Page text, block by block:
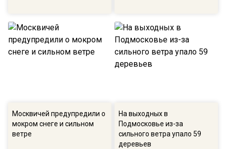
Москвичей предупредили о
мокром снеге и сильном
ветре
На выходных в
Подмосковье из-за
сильного ветра упало 59
деревьев